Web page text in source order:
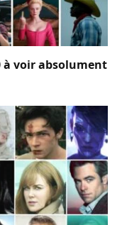
à voir absolument